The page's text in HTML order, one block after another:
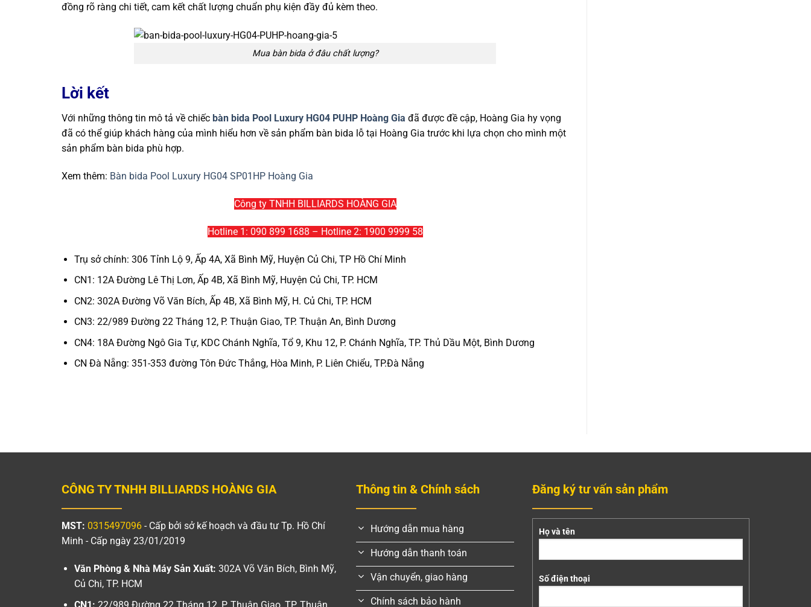
đồng rõ ràng chi tiết, cam kết chất lượng chuẩn phụ kiện đầy đủ kèm theo.
Mua bàn bida ở đâu chất lượng?
Lời kết
Với những thông tin mô tả về chiếc bàn bida Pool Luxury HG04 PUHP Hoàng Gia đã được đề cập, Hoàng Gia hy vọng
đã có thể giúp khách hàng của mình hiểu hơn về sản phẩm bàn bida lỗ tại Hoàng Gia trước khi lựa chọn cho mình một
sản phẩm bàn bida phù hợp.
Xem thêm: Bàn bida Pool Luxury HG04 SP01HP Hoàng Gia
Công ty TNHH BILLIARDS HOÀNG GIA
Hotline 1: 090 899 1688 – Hotline 2: 1900 9999 58
Trụ sở chính: 306 Tỉnh Lộ 9, Ấp 4A, Xã Bình Mỹ, Huyện Củ Chi, TP Hồ Chí Minh
CN1: 12A Đường Lê Thị Lơn, Ấp 4B, Xã Bình Mỹ, Huyện Củ Chi, TP. HCM
CN2: 302A Đường Võ Văn Bích, Ấp 4B, Xã Bình Mỹ, H. Củ Chi, TP. HCM
CN3: 22/989 Đường 22 Tháng 12, P. Thuận Giao, TP. Thuận An, Bình Dương
CN4: 18A Đường Ngô Gia Tự, KDC Chánh Nghĩa, Tổ 9, Khu 12, P. Chánh Nghĩa, TP. Thủ Dầu Một, Bình Dương
CN Đà Nẵng: 351-353 đường Tôn Đức Thắng, Hòa Minh, P. Liên Chiểu, TP.Đà Nẵng
CÔNG TY TNHH BILLIARDS HOÀNG GIA
MST: 0315497096 - Cấp bởi sở kế hoạch và đầu tư Tp. Hồ Chí
Minh - Cấp ngày 23/01/2019
Văn Phòng & Nhà Máy Sản Xuất: 302A Võ Văn Bích, Bình Mỹ,
Củ Chi, TP. HCM
CN1: 22/989 Đường 22 Tháng 12, P. Thuận Giao, TP. Thuận
Thông tin & Chính sách
Hướng dẫn mua hàng
Hướng dẫn thanh toán
Vận chuyển, giao hàng
Chính sách bảo hành
Đăng ký tư vấn sản phẩm
Họ và tên
Số điện thoại